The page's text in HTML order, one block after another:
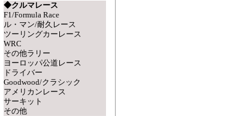
◆クルマレース
F1/Formula Race
ル・マン/耐久レース
ツーリングカーレース
WRC
その他ラリー
ヨーロッパ公道レース
ドライバー
Goodwood/クラシック
アメリカンレース
サーキット
その他